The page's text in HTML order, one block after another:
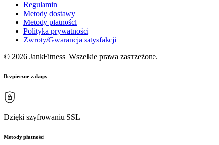
Regulamin
Metody dostawy
Metody płatności
Polityka prywatności
Zwroty/Gwarancja satysfakcji
© 2026 JankFitness. Wszelkie prawa zastrzeżone.
Bezpieczne zakupy
Dzięki szyfrowaniu SSL
Metody płatności